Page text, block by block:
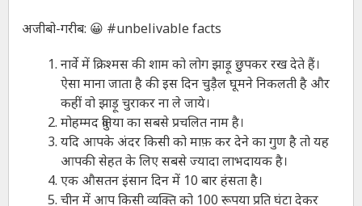
अजीबो-गरीब: 😀 #unbelivable facts
नार्वे में क्रिश्मस की शाम को लोग झाड़ू छुपकर रख देते हैं।
ऐसा माना जाता है की इस दिन चुड़ैल घूमने निकलती है और
कहीं वो झाड़ू चुराकर ना ले जाये।
मोहम्मद दुनिया का सबसे प्रचलित नाम है।
यदि आपके अंदर किसी को माफ़ कर देने का गुण है तो यह
आपकी सेहत के लिए सबसे ज्यादा लाभदायक है।
एक औसतन इंसान दिन में 10 बार हंसता है।
चीन में आप किसी व्यक्ति को 100 रूपया प्रति घंटा देकर